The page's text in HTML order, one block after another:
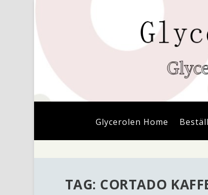
Glycerolen Home
TAG: CORTADO